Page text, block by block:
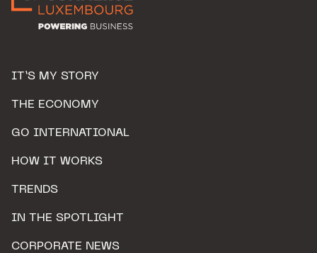
IT’S MY STORY
THE ECONOMY
GO INTERNATIONAL
HOW IT WORKS
TRENDS
IN THE SPOTLIGHT
CORPORATE NEWS